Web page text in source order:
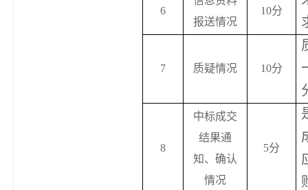
6
报送情况
10分
7 质疑情况 10分
8
中标成交
结果通
知、确认
情况
5分